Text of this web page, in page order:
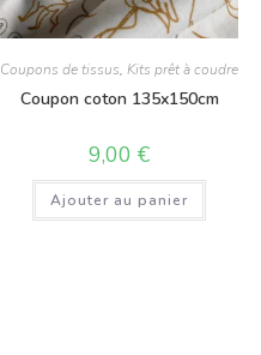
Coupons de tissus,Kits prêt à coudre
Coupon coton 135x150cm
9,00€
Ajouter au panier